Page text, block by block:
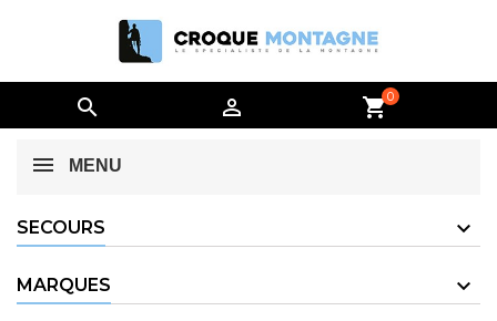
  shopping_cart0
MENU
SECOURS
MARQUES